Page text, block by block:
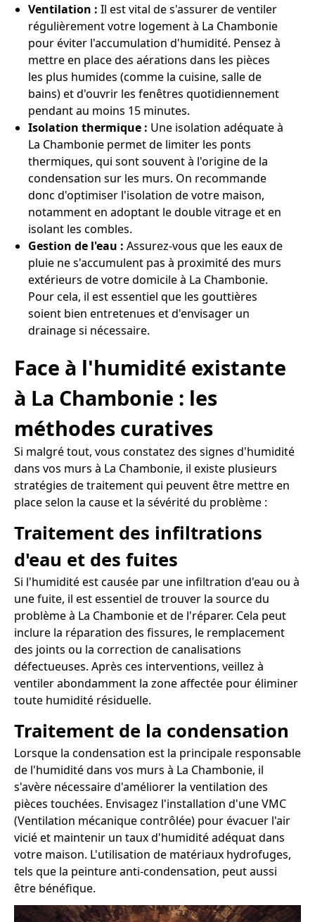
Ventilation : Il est vital de s'assurer de ventiler
régulièrement votre logement à La Chambonie
pour éviter l'accumulation d'humidité. Pensez à
mettre en place des aérations dans les pièces
les plus humides (comme la cuisine, salle de
bains) et d'ouvrir les fenêtres quotidiennement
pendant au moins 15 minutes.
Isolation thermique : Une isolation adéquate à
La Chambonie permet de limiter les ponts
thermiques, qui sont souvent à l'origine de la
condensation sur les murs. On recommande
donc d'optimiser l'isolation de votre maison,
notamment en adoptant le double vitrage et en
isolant les combles.
Gestion de l'eau : Assurez-vous que les eaux de
pluie ne s'accumulent pas à proximité des murs
extérieurs de votre domicile à La Chambonie.
Pour cela, il est essentiel que les gouttières
soient bien entretenues et d'envisager un
drainage si nécessaire.
Face à l'humidité existante
à La Chambonie : les
méthodes curatives
Si malgré tout, vous constatez des signes d'humidité
dans vos murs à La Chambonie, il existe plusieurs
stratégies de traitement qui peuvent être mettre en
place selon la cause et la sévérité du problème :
Traitement des infiltrations
d'eau et des fuites
Si l'humidité est causée par une infiltration d'eau ou à
une fuite, il est essentiel de trouver la source du
problème à La Chambonie et de l'réparer. Cela peut
inclure la réparation des fissures, le remplacement
des joints ou la correction de canalisations
défectueuses. Après ces interventions, veillez à
ventiler abondamment la zone affectée pour éliminer
toute humidité résiduelle.
Traitement de la condensation
Lorsque la condensation est la principale responsable
de l'humidité dans vos murs à La Chambonie, il
s'avère nécessaire d'améliorer la ventilation des
pièces touchées. Envisagez l'installation d'une VMC
(Ventilation mécanique contrôlée) pour évacuer l'air
vicié et maintenir un taux d'humidité adéquat dans
votre maison. L'utilisation de matériaux hydrofuges,
tels que la peinture anti-condensation, peut aussi
être bénéfique.